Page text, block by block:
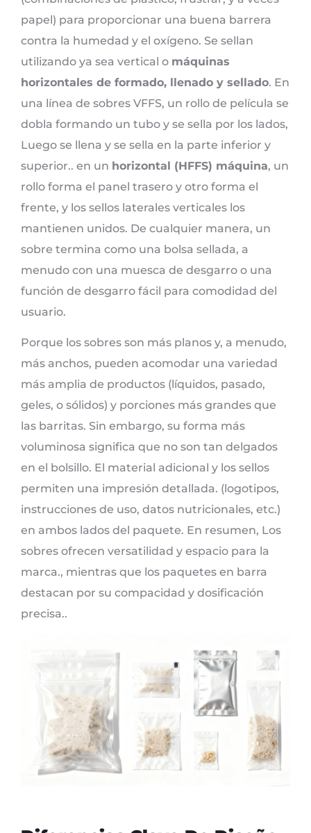
papel) para proporcionar una buena barrera
contra la humedad y el oxígeno. Se sellan
utilizando ya sea vertical o máquinas
horizontales de formado, llenado y sellado. En
una línea de sobres VFFS, un rollo de película se
dobla formando un tubo y se sella por los lados,
Luego se llena y se sella en la parte inferior y
superior.. en un horizontal (HFFS) máquina, un
rollo forma el panel trasero y otro forma el
frente, y los sellos laterales verticales los
mantienen unidos. De cualquier manera, un
sobre termina como una bolsa sellada, a
menudo con una muesca de desgarro o una
función de desgarro fácil para comodidad del
usuario.
Porque los sobres son más planos y, a menudo,
más anchos, pueden acomodar una variedad
más amplia de productos (líquidos, pasado,
geles, o sólidos) y porciones más grandes que
las barritas. Sin embargo, su forma más
voluminosa significa que no son tan delgados
en el bolsillo. El material adicional y los sellos
permiten una impresión detallada. (logotipos,
instrucciones de uso, datos nutricionales, etc.)
en ambos lados del paquete. En resumen, Los
sobres ofrecen versatilidad y espacio para la
marca., mientras que los paquetes en barra
destacan por su compacidad y dosificación
precisa..